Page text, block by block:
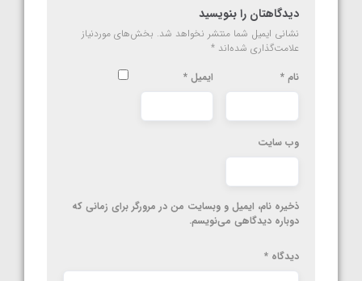
دیدگاهتان را بنویسید
نشانی ایمیل شما منتشر نخواهد شد. بخش‌های موردنیاز
علامت‌گذاری شده‌اند *
نام * ایمیل *
وب‌ سایت
ذخیره نام، ایمیل و وبسایت من در مرورگر برای زمانی که
دوباره دیدگاهی می‌نویسم.
دیدگاه *